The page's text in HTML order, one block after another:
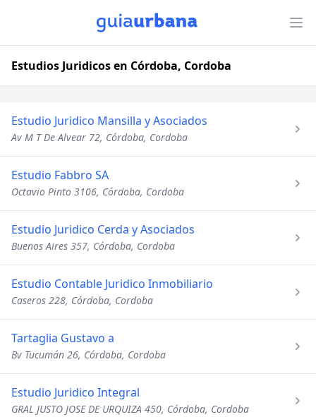
Estudios Juridicos en Córdoba, Cordoba
Estudio Juridico Mansilla y Asociados
Av M T De Alvear 72, Córdoba, Cordoba
Estudio Fabbro SA
Octavio Pinto 3106, Córdoba, Cordoba
Estudio Juridico Cerda y Asociados
Buenos Aires 357, Córdoba, Cordoba
Estudio Contable Juridico Inmobiliario
Caseros 228, Córdoba, Cordoba
Tartaglia Gustavo a
Bv Tucumán 26, Córdoba, Cordoba
Estudio Juridico Integral
GRAL JUSTO JOSE DE URQUIZA 450, Córdoba, Cordoba